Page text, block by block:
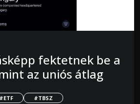
fektetnek be a
az uniós átlag
#ETF
#TBSZ